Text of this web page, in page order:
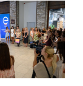
proslavile
rođendan,
automobil
C3 i najavile
sa
Andreom